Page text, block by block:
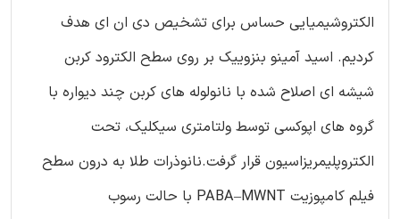
الکتروشیمیایی حساس برای تشخیص دی ان ای هدف
کردیم. اسید آمینو بنزوییک بر روی سطح الکترود کربن
شیشه ای اصلاح شده با نانولوله های کربن چند دیواره با
گروه های اپوکسی توسط ولتامتری سیکلیک، تحت
الکتروپلیمریزاسیون قرار گرفت.نانوذرات طلا به درون سطح
فیلم کامپوزیت PABA–MWNT با حالت رسوب